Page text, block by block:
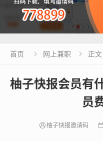
首页  网上兼职  正文
柚子快报会员有
员
柚子快报邀请码